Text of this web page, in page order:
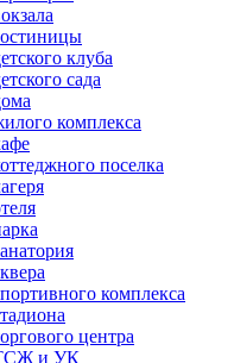
клуба
сада
комплекса
поселка
комплекса
центра
ТСЖ и УК